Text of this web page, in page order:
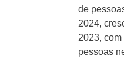
de
2024,
2023, com
pessoas